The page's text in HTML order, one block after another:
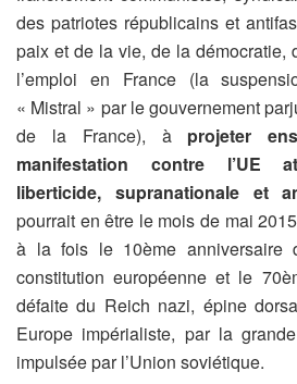
des patriotes républicains et
paix et de la vie, de la démocratie,
l’emploi en France (la
« Mistral » par le gouvernement
de la France), à projeter
manifestation contre l’UE
liberticide, supranationale et
pourrait en être le mois de mai
à la fois le 10ème anniversaire
constitution européenne et le
défaite du Reich nazi, épine
Europe impérialiste, par la
impulsée par l’Union soviétique.